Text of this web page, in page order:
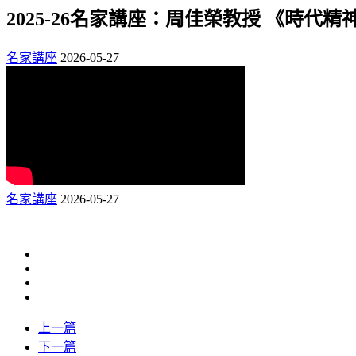
2025-26名家講座：周佳榮教授 《時代精
名家講座 2026-05-27
名家講座 2026-05-27
上一篇
下一篇